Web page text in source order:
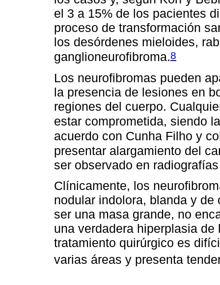
el 3 a 15% de los pacientes
proceso de transformación
los desórdenes mieloides,
ganglioneurofibroma.8
Los neurofibromas pueden
la presencia de lesiones en
regiones del cuerpo.
estar comprometida, siendo
acuerdo con Cunha Filho y
presentar alargamiento del
ser observado en
Clínicamente, los
nodular indolora, blanda y
ser una masa grande, no
una verdadera hiperplasia
tratamiento quirúrgico es
varias áreas y presenta